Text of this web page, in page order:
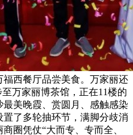
西餐厅品尝美食。万家丽还
万家丽博茶馆，正在11楼的
美晚霞、赏圆月、感触感染
了多轮抽环节，满脚分歧消
圈凭仗“大而专、专而全、